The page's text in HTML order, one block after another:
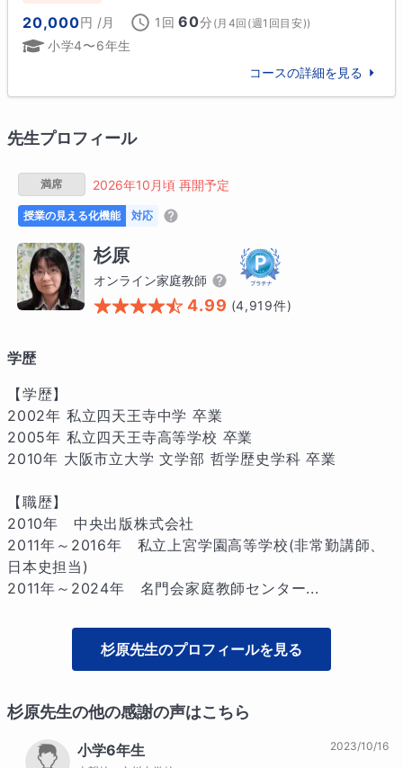
20,000円 /月 1回 60分 (月4回(週1回目安))
小学4〜6年生
コースの詳細を見る
先生プロフィール
満席 2026年10月頃 再開予定
授業の見える化機能 対応
杉原
オンライン家庭教師
4.99 (4,919件)
学歴
【学歴】
2002年 私立四天王寺中学 卒業
2005年 私立四天王寺高等学校 卒業
2010年 大阪市立大学 文学部 哲学歴史学科 卒業
【職歴】
2010年　中央出版株式会社
2011年～2016年　私立上宮学園高等学校(非常勤講師、
日本史担当)
2011年～2024年　名門会家庭教師センター...
杉原先生のプロフィールを見る
杉原先生の他の感謝の声はこちら
小学6年生 2023/10/16